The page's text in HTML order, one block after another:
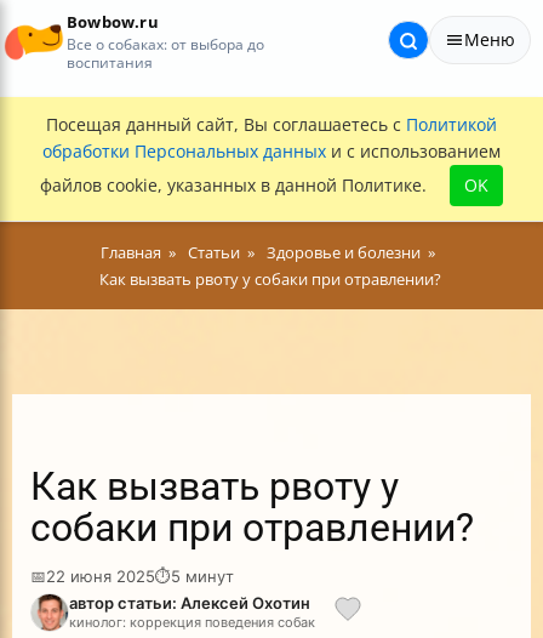
Bowbow.ru
Все о собаках: от выбора до
воспитания
Меню
Посещая данный сайт, Вы соглашаетесь с Политикой
обработки Персональных данных и с использованием
файлов cookie, указанных в данной Политике.
OK
Главная Статьи
Здоровье и болезни
Как вызвать рвоту у собаки при отравлении?
Как вызвать рвоту у
собаки при отравлении?
📅22 июня 2025⏱5 минут
автор статьи: Алексей Охотин
кинолог: коррекция поведения собак